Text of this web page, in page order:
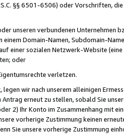
§§ 6501-6506) oder Vorschriften,
unseren verbundenen Unternehmen
einem Domain-Namen, Subdomain-
einer sozialen Netzwerk-Website
oder
verletzen.
legen wir nach unserem alleinigen
erneut zu stellen, sobald Sie
2) Ihr Konto im Zusammenhang mit
vorherige Zustimmung keinen
Sie unsere vorherige Zustimmung